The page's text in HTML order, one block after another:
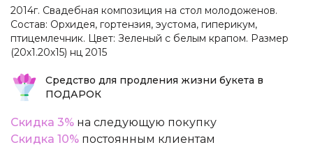
2014г. Свадебная композиция на стол молодоженов.
Состав: Орхидея, гортензия, эустома, гиперикум,
птицемлечник. Цвет: Зеленый с белым крапом. Размер
(20х1.20х15) нц 2015
Средство для продления жизни букета в
ПОДАРОК
Скидка 3% на следующую покупку
Скидка 10% постоянным клиентам